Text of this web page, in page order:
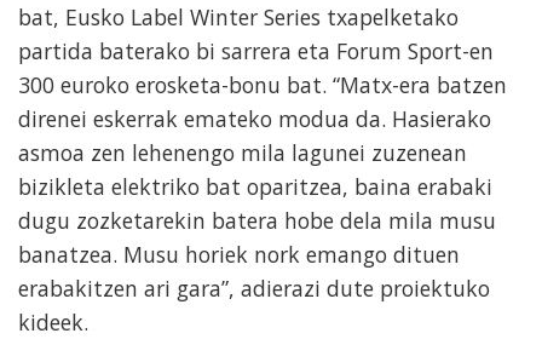
bat, Eusko Label Winter Series txapelketako
partida baterako bi sarrera eta Forum Sport-en
300 euroko erosketa-bonu bat. “Matx-era batzen
direnei eskerrak emateko modua da. Hasierako
asmoa zen lehenengo mila lagunei zuzenean
bizikleta elektriko bat oparitzea, baina erabaki
dugu zozketarekin batera hobe dela mila musu
banatzea. Musu horiek nork emango dituen
erabakitzen ari gara”, adierazi dute proiektuko
kideek.